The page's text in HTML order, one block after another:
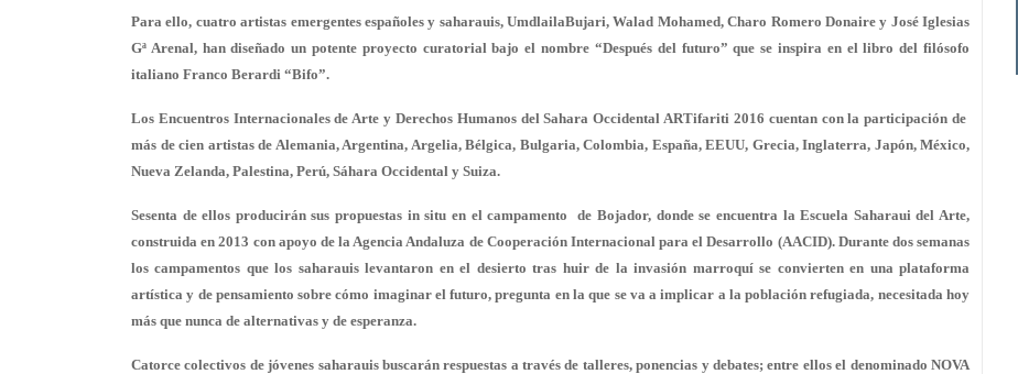
Para ello, cuatro artistas emergentes españoles y saharauis, UmdlailaBujari, Walad Mohamed, Charo Romero Donaire y José Iglesias
Gª Arenal, han diseñado un potente proyecto curatorial bajo el nombre “Después del futuro” que se inspira en el libro del filósofo
italiano Franco Berardi “Bifo”.
Los Encuentros Internacionales de Arte y Derechos Humanos del Sahara Occidental ARTifariti 2016 cuentan con la participación de
más de cien artistas de Alemania, Argentina, Argelia, Bélgica, Bulgaria, Colombia, España, EEUU, Grecia, Inglaterra, Japón, México,
Nueva Zelanda, Palestina, Perú, Sáhara Occidental y Suiza.
Sesenta de ellos producirán sus propuestas in situ en el campamento de Bojador, donde se encuentra la Escuela Saharaui del Arte,
construida en 2013 con apoyo de la Agencia Andaluza de Cooperación Internacional para el Desarrollo (AACID). Durante dos semanas
los campamentos que los saharauis levantaron en el desierto tras huir de la invasión marroquí se convierten en una plataforma
artística y de pensamiento sobre cómo imaginar el futuro, pregunta en la que se va a implicar a la población refugiada, necesitada hoy
más que nunca de alternativas y de esperanza.
Catorce colectivos de jóvenes saharauis buscarán respuestas a través de talleres, ponencias y debates; entre ellos el denominado NOVA